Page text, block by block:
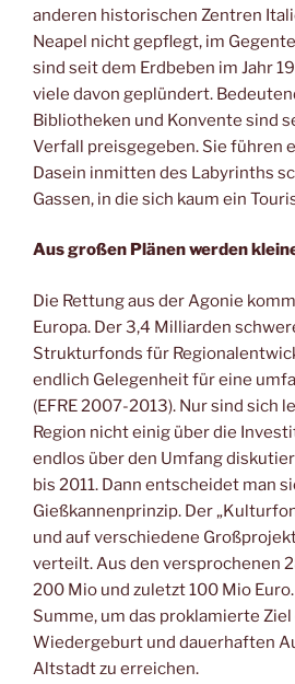
anderen historischen Zentren
Neapel nicht gepflegt, im
sind seit dem Erdbeben im Jahr
viele davon geplündert.
Bibliotheken und Konvente sind
Verfall preisgegeben. Sie führen
Dasein inmitten des Labyrinths
Gassen, in die sich kaum ein
Aus großen Plänen werden
Die Rettung aus der Agonie
Europa. Der 3,4 Milliarden
Strukturfonds für
endlich Gelegenheit für eine
(EFRE 2007-2013). Nur sind sich
Region nicht einig über die
endlos über den Umfang
bis 2011. Dann entscheidet man
Gießkannenprinzip. Der
und auf verschiedene
verteilt. Aus den versprochenen
200 Mio und zuletzt 100 Mio
Summe, um das proklamierte
Wiedergeburt und dauerhaften
Altstadt zu erreichen.